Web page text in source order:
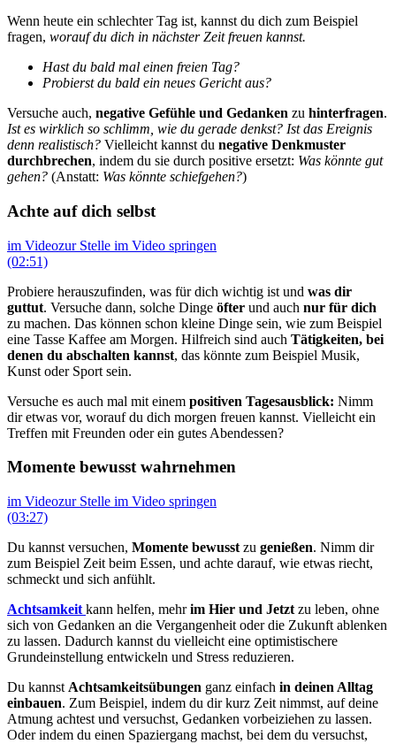
Wenn heute ein schlechter Tag ist, kannst du dich zum Beispiel
fragen, worauf du dich in nächster Zeit freuen kannst.
Hast du bald mal einen freien Tag?
Probierst du bald ein neues Gericht aus?
Versuche auch, negative Gefühle und Gedanken zu hinterfragen.
Ist es wirklich so schlimm, wie du gerade denkst? Ist das Ereignis
denn realistisch? Vielleicht kannst du negative Denkmuster
durchbrechen, indem du sie durch positive ersetzt: Was könnte gut
gehen? (Anstatt: Was könnte schiefgehen?)
Achte auf dich selbst
im Videozur Stelle im Video springen
(02:51)
Probiere herauszufinden, was für dich wichtig ist und was dir
guttut. Versuche dann, solche Dinge öfter und auch nur für dich
zu machen. Das können schon kleine Dinge sein, wie zum Beispiel
eine Tasse Kaffee am Morgen. Hilfreich sind auch Tätigkeiten, bei
denen du abschalten kannst, das könnte zum Beispiel Musik,
Kunst oder Sport sein.
Versuche es auch mal mit einem positiven Tagesausblick: Nimm
dir etwas vor, worauf du dich morgen freuen kannst. Vielleicht ein
Treffen mit Freunden oder ein gutes Abendessen?
Momente bewusst wahrnehmen
im Videozur Stelle im Video springen
(03:27)
Du kannst versuchen, Momente bewusst zu genießen. Nimm dir
zum Beispiel Zeit beim Essen, und achte darauf, wie etwas riecht,
schmeckt und sich anfühlt.
Achtsamkeit kann helfen, mehrim Hier und Jetzt zu leben, ohne
sich von Gedanken an die Vergangenheit oder die Zukunft ablenken
zu lassen. Dadurch kannst du vielleicht eine optimistischere
Grundeinstellung entwickeln und Stress reduzieren.
Du kannst Achtsamkeitsübungen ganz einfach in deinen Alltag
einbauen. Zum Beispiel, indem du dir kurz Zeit nimmst, auf deine
Atmung achtest und versuchst, Gedanken vorbeiziehen zu lassen.
Oder indem du einen Spaziergang machst, bei dem du versuchst,